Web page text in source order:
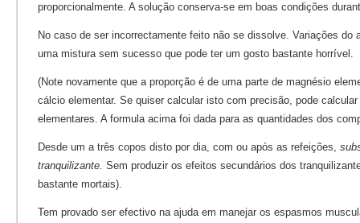
proporcionalmente. A solução conserva-se em boas condições
No caso de ser incorrectamente feito não se dissolve. Variações do
uma mistura sem sucesso que pode ter um gosto bastante horrível.
(Note novamente que a proporção é de uma parte de magnésio
cálcio elementar. Se quiser calcular isto com precisão, pode
elementares. A formula acima foi dada para as quantidades dos
Desde um a três copos disto por dia, com ou após as refeições,
tranquilizante. Sem produzir os efeitos secundários dos
bastante mortais).
Tem provado ser efectivo na ajuda em manejar os espasmos